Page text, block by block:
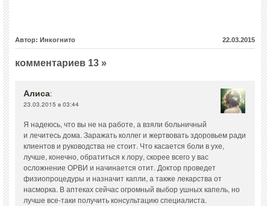
Автор: Инкогнито 22.03.2015
комментариев 13 »
Алиса:
23.03.2015 в 03:44
Я надеюсь, что вы не на работе, а взяли больничный
и лечитесь дома. Заражать коллег и жертвовать здоровьем ради
клиентов и руководства не стоит. Что касается боли в ухе,
лучше, конечно, обратиться к лору, скорее всего у вас
осложнение ОРВИ и начинается отит. Доктор проведет
физиопроцедуры и назначит капли, а также лекарства от
насморка. В аптеках сейчас огромный выбор ушных капель, но
лучше все-таки получить консультацию специалиста.